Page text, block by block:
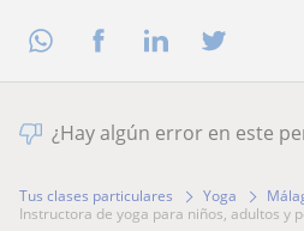
¿Hay algún error en este
Tus clases particulares Yoga
instructora de yoga para niños, adultos y